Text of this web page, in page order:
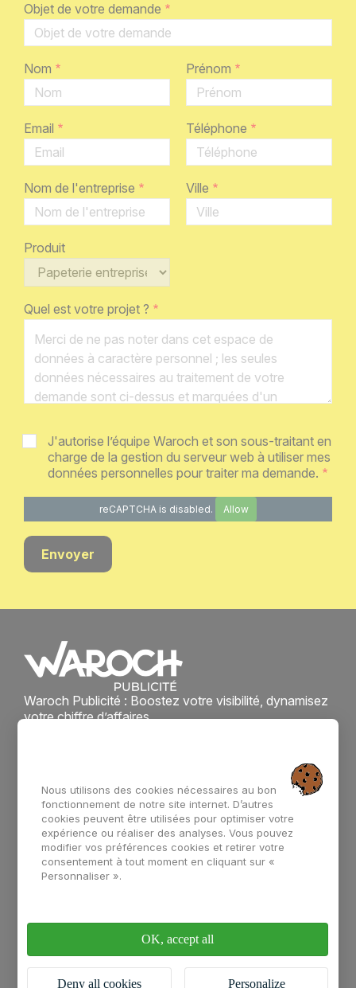
Objet de votre demande
Nom Prénom
Email Téléphone
Nom de l'entreprise Ville
Produit
Quel est votre projet ?
J'autorise l’équipe Waroch et son sous-traitant en
charge de la gestion du serveur web à utiliser mes
données personnelles pour traiter ma demande.
reCAPTCHA is disabled. Allow
Waroch Publicité : Boostez votre visibilité, dynamisez
votre chiffre d’affaires.
Signalétique
Marquage véhicule
Vitrophanie
La team Waroch
Contact
contact@waroch.bzh
47 bis Rue Alain Gerbault, 56000 Vannes
Nous utilisons des cookies nécessaires au bon
fonctionnement de notre site internet. D’autres
cookies peuvent être utilisées pour optimiser votre
expérience ou réaliser des analyses. Vous pouvez
modifier vos préférences cookies et retirer votre
consentement à tout moment en cliquant sur «
Personnaliser ».
OK, accept all
Deny all cookies Personalize